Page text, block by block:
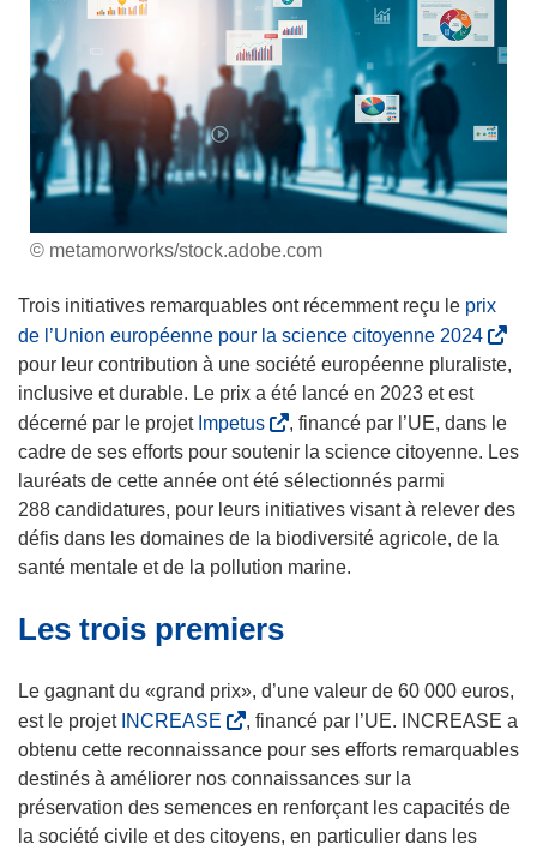
© metamorworks/stock.adobe.com
Trois initiatives remarquables ont récemment reçu le prix
de l’Union européenne pour la science citoyenne 2024(
s
o
u
r
e
pour leur contribution à une société européenne pluraliste,
inclusive et durable. Le prix a été lancé en 2023 et est
décerné par le projet Impetus(
s
’
o
u
v
e
a
u
, financé par l’UE, dans le
cadre de ses efforts pour soutenir la science citoyenne. Les
lauréats de cette année ont été sélectionnés parmi
288 candidatures, pour leurs initiatives visant à relever des
défis dans les domaines de la biodiversité agricole, de la
santé mentale et de la pollution marine.
Les trois premiers
Le gagnant du «grand prix», d’une valeur de 60 000 euros,
est le projet INCREASE
s
’
o
u
, financé par l’UE. INCREASE a
obtenu cette reconnaissance pour ses efforts remarquables
destinés à améliorer nos connaissances sur la
préservation des semences en renforçant les capacités de
la société civile et des citoyens, en particulier dans les